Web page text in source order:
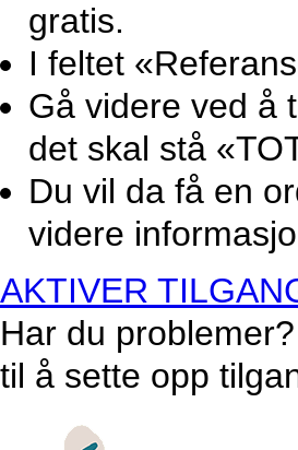
gratis.
I feltet
Gå videre ved å
det skal stå
Du vil da få en
videre
AKTIVER
Har du
til å sette opp